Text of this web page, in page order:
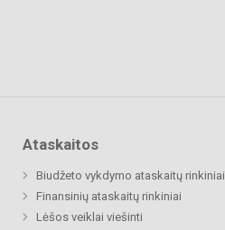
Ataskaitos
Biudžeto vykdymo ataskaitų rinkiniai
Finansinių ataskaitų rinkiniai
Lėšos veiklai viešinti